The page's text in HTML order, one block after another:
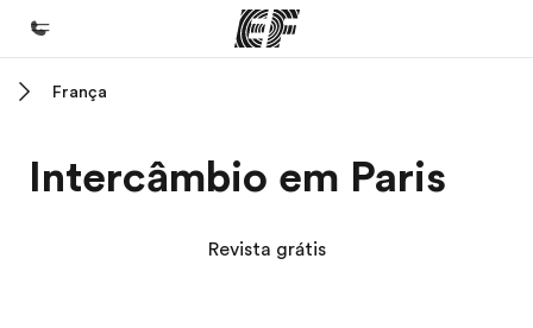
Programas
França
Intercâmbio em Paris
Revista grátis